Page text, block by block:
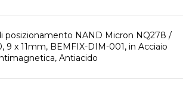
posizionamento NAND Micron NQ278 /
9 x 11mm, BEMFIX-DIM-001, in Acciaio
Antiacido